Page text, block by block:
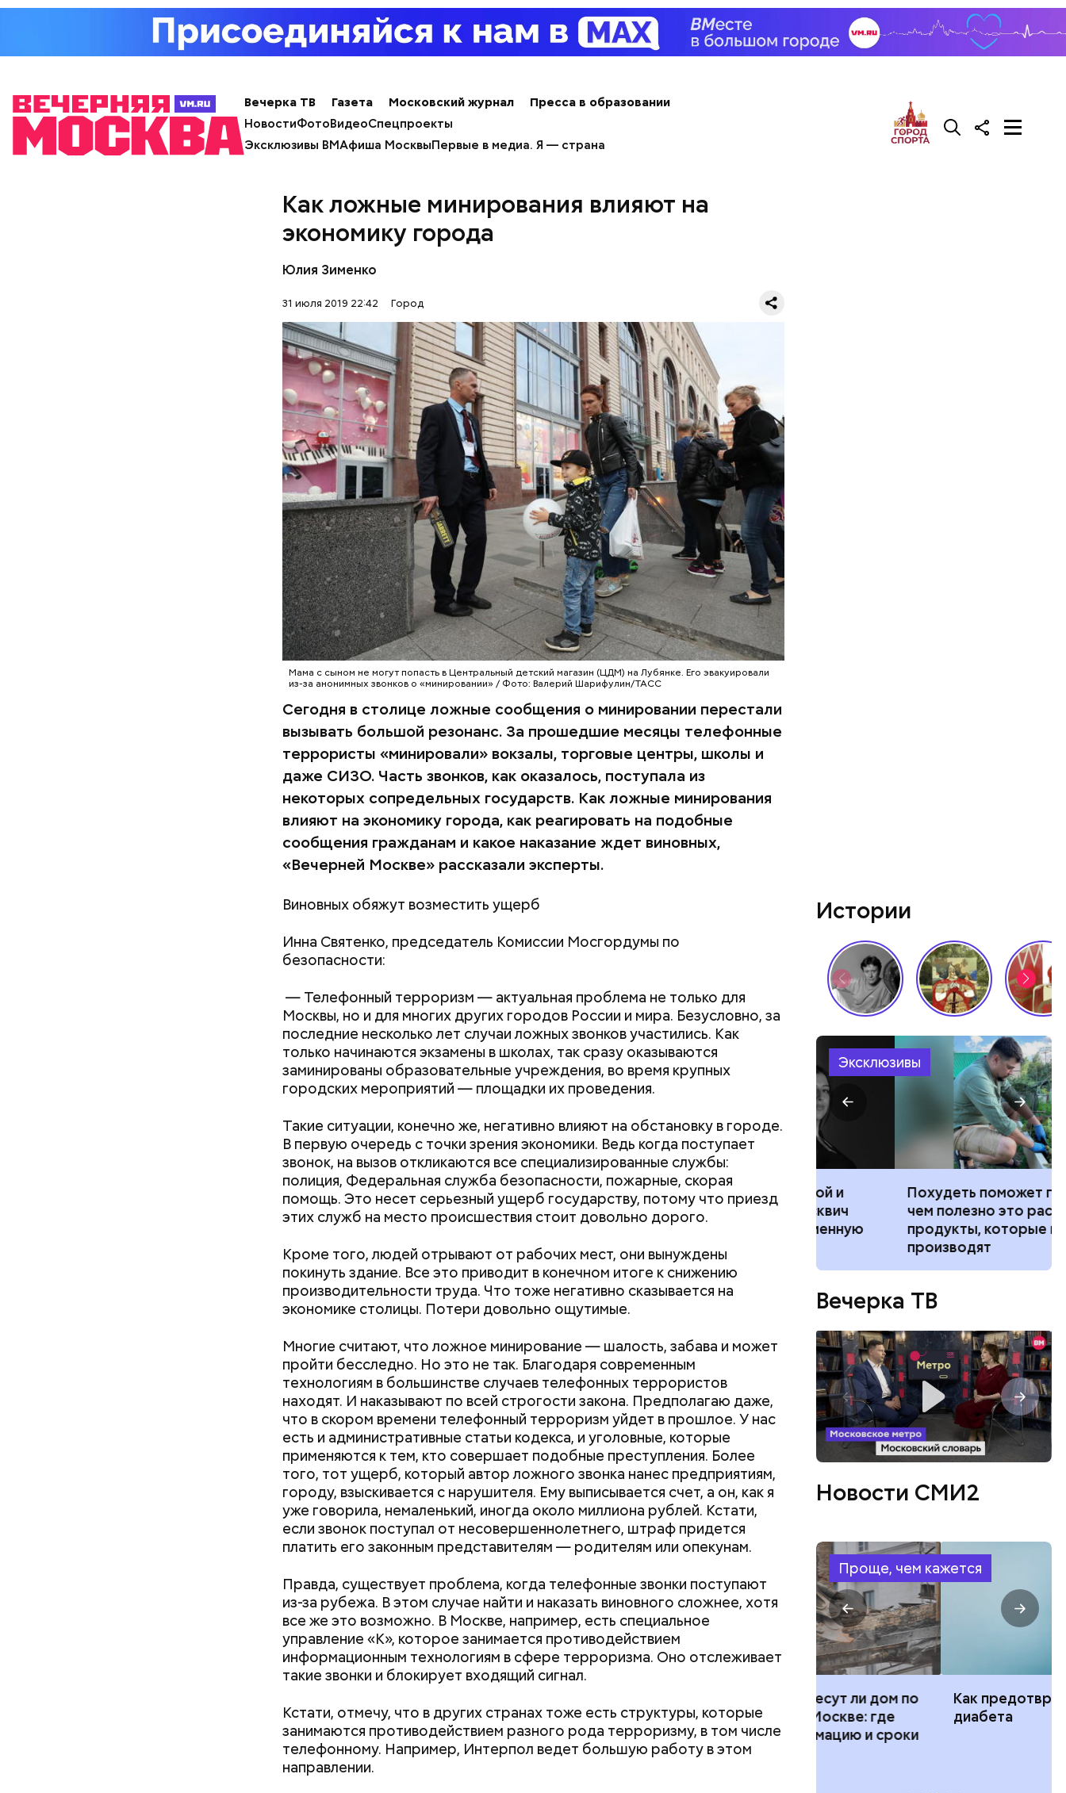
Вечерка ТВ Газета Московский журнал
Пресса в образовании
НовостиФотоВидеоСпецпроекты
Эксклюзивы ВМАфиша МосквыПервые в медиа. Я — страна
Как ложные минирования влияют на
экономику города
Юлия Зименко
31 июля 2019 22:42 Город
Мама с сыном не могут попасть в Центральный детский магазин (ЦДМ) на Лубянке. Его эвакуировали
из-за анонимных звонков о «минировании» / Фото: Валерий Шарифулин/ТАСС
Сегодня в столице ложные сообщения о минировании перестали
вызывать большой резонанс. За прошедшие месяцы телефонные
террористы «минировали» вокзалы, торговые центры, школы и
даже СИЗО. Часть звонков, как оказалось, поступала из
некоторых сопредельных государств. Как ложные минирования
влияют на экономику города, как реагировать на подобные
сообщения гражданам и какое наказание ждет виновных,
«Вечерней Москве» рассказали эксперты.
Виновных обяжут возместить ущерб
Инна Святенко, председатель Комиссии Мосгордумы по
безопасности:
— Телефонный терроризм — актуальная проблема не только для
Москвы, но и для многих других городов России и мира. Безусловно, за
последние несколько лет случаи ложных звонков участились. Как
только начинаются экзамены в школах, так сразу оказываются
заминированы образовательные учреждения, во время крупных
городских мероприятий — площадки их проведения.
Такие ситуации, конечно же, негативно влияют на обстановку в городе.
В первую очередь с точки зрения экономики. Ведь когда поступает
звонок, на вызов откликаются все специализированные службы:
полиция, Федеральная служба безопасности, пожарные, скорая
помощь. Это несет серьезный ущерб государству, потому что приезд
этих служб на место происшествия стоит довольно дорого.
Кроме того, людей отрывают от рабочих мест, они вынуждены
покинуть здание. Все это приводит в конечном итоге к снижению
производительности труда. Что тоже негативно сказывается на
экономике столицы. Потери довольно ощутимые.
Многие считают, что ложное минирование — шалость, забава и может
пройти бесследно. Но это не так. Благодаря современным
технологиям в большинстве случаев телефонных террористов
находят. И наказывают по всей строгости закона. Предполагаю даже,
что в скором времени телефонный терроризм уйдет в прошлое. У нас
есть и административные статьи кодекса, и уголовные, которые
применяются к тем, кто совершает подобные преступления. Более
того, тот ущерб, который автор ложного звонка нанес предприятиям,
городу, взыскивается с нарушителя. Ему выписывается счет, а он, как я
уже говорила, немаленький, иногда около миллиона рублей. Кстати,
если звонок поступал от несовершеннолетнего, штраф придется
платить его законным представителям — родителям или опекунам.
Правда, существует проблема, когда телефонные звонки поступают
из-за рубежа. В этом случае найти и наказать виновного сложнее, хотя
все же это возможно. В Москве, например, есть специальное
управление «К», которое занимается противодействием
информационным технологиям в сфере терроризма. Оно отслеживает
такие звонки и блокирует входящий сигнал.
Кстати, отмечу, что в других странах тоже есть структуры, которые
занимаются противодействием разного рода терроризму, в том числе
телефонному. Например, Интерпол ведет большую работу в этом
направлении.
Истории
Эксклюзивы
силовиков: кто такой Роберт
Маникюр кокошником
украшу: тренды маникюра в
Москве летом 2026
Выломал дверь ванной и
зарезал: почему москвич
жестоко убил беременную
жену
Похудеть поможет горчица:
чем полезно это растение и
продукты, которые из него
производят
Вечерка ТВ
Новости СМИ2
Проще, чем кажется
рублей от государства при
трудной ситуации: кто может
претендовать и какие нужны
документы
реновации в Москве: где
искать информацию и сроки
Как предотвратить развитие
диабета